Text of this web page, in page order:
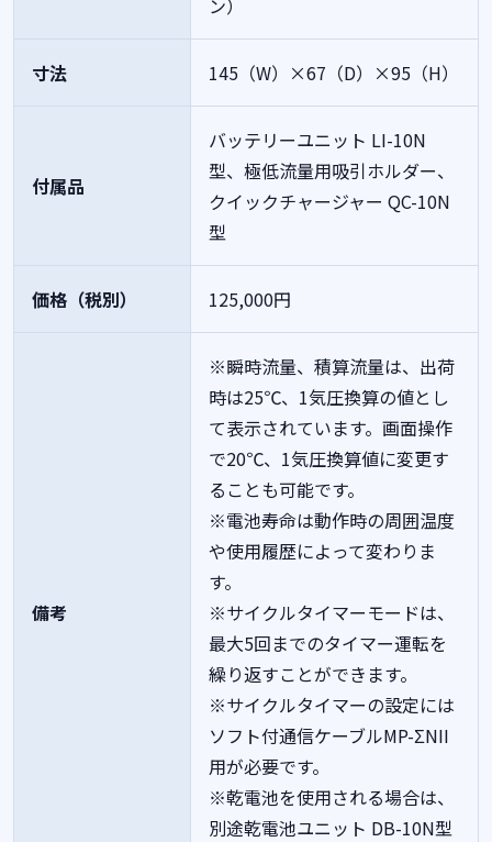
ン）
寸法 145（W）×67（D）×95（H）
付属品
バッテリーユニット LI-10N
型、極低流量用吸引ホルダー、
クイックチャージャー QC-10N
型
価格（税別） 125,000円
備考
※瞬時流量、積算流量は、出荷
時は25℃、1気圧換算の値とし
て表示されています。画面操作
で20℃、1気圧換算値に変更す
ることも可能です。
※電池寿命は動作時の周囲温度
や使用履歴によって変わりま
す。
※サイクルタイマーモードは、
最大5回までのタイマー運転を
繰り返すことができます。
※サイクルタイマーの設定には
ソフト付通信ケーブルMP-ΣNII
用が必要です。
※乾電池を使用される場合は、
別途乾電池ユニット DB-10N型